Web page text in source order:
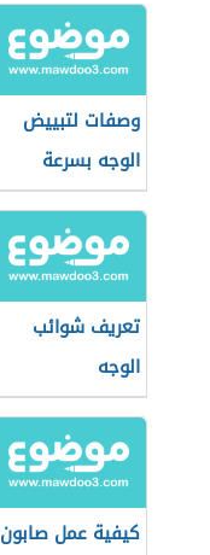
وصفات لتبييض
الوجه بسرعة
تعريف شوائب
الوجه
كيفية عمل صابون